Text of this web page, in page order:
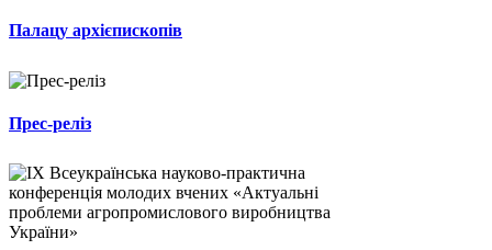
Палацу архієпископів
Прес-реліз